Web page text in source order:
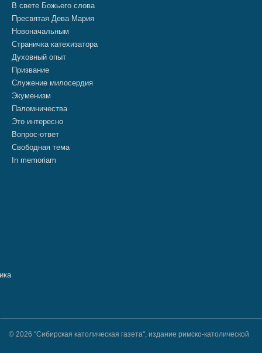
В свете Божьего слова
Пресвятая Дева Мария
Новоначальным
Страничка катехизатора
Духовный опыт
Призвание
Служение милосердия
Экуменизм
Паломничества
Это интересно
Вопрос-ответ
Свободная тема
In memoriam
© 2026 "Сибирская католическая газета", издание римско-католической